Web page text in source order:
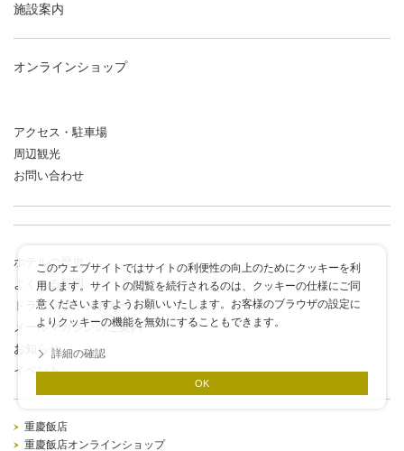
このウェブサイトではサイトの利便性の向上のためにクッキーを利
用します。サイトの閲覧を続行されるのは、クッキーの仕様にご同
意くださいますようお願いいたします。お客様のブラウザの設定に
よりクッキーの機能を無効にすることもできます。
詳細の確認
OK
施設案内
オンラインショップ
アクセス・駐車場
周辺観光
お問い合わせ
ホテルの歴史
よくある質問
ドラゴンポイントカード
メールマガジンのご案内
お知らせ
イベント
重慶飯店
重慶飯店オンラインショップ